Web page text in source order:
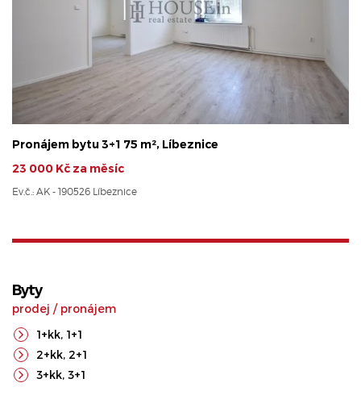
Pronájem bytu 3+1 75 m², Líbeznice
23 000 Kč za měsíc
Ev.č.: AK - 190526 Líbeznice
Byty
prodej / pronájem
1+kk, 1+1
2+kk, 2+1
3+kk, 3+1